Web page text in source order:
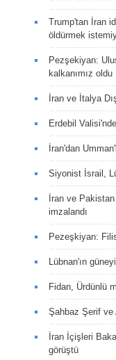
Trump'tan İran
öldürmek
Pezşekiyan:
kalkanımız oldu
İran ve İtalya
Erdebil
İran'dan
Siyonist İsrail,
İran ve
imzalandı
Pezeşkiyan:
Lübnan'ın
Fidan, Ürdünlü
Şahbaz Şerif ve
İran İçişleri
görüştü